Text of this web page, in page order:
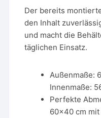
Der bereits
den Inhalt
und macht die
täglichen Einsatz.
Außenmaße:
Innenmaße:
Perfekte
60×40 cm